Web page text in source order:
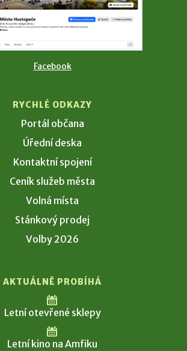
Facebook
RYCHLÉ ODKAZY
Portál občana
Úřední deska
Kontaktní spojení
Ceník služeb města
Volná místa
Stánkový prodej
Volby 2026
AKTUÁLNĚ PROBÍHÁ
Letní otevřené sklepy
Letní kino na Amfiku